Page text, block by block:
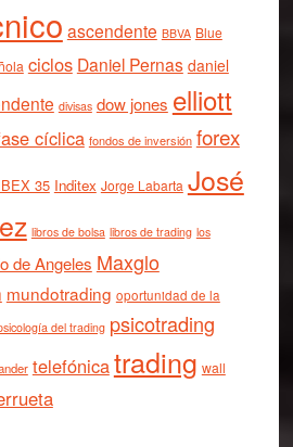
ascendente BBVA Blue
ciclos Daniel Pernas daniel
divisas dow jones elliott
cíclica fondos de inversión forex
35 Inditex Jorge Labarta José
libros de bolsa libros de trading los
de Angeles Maxglo
mundotrading oportunidad de la
del trading psicotrading
telefónicatrading wall